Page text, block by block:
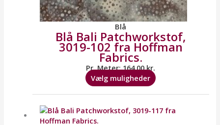
Blå
Blå Bali Patchworkstof,
3019-102 fra Hoffman
Fabrics.
Pr. Meter:164,00kr.
Vælg muligheder
vare